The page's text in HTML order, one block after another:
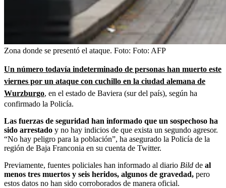
Zona donde se presentó el ataque. Foto: Foto: AFP
Un número todavía indeterminado de personas han muerto este
viernes por un ataque con cuchillo en la ciudad alemana de
Wurzburgo, en el estado de Baviera (sur del país), según ha
confirmado la Policía.
Las fuerzas de seguridad han informado que un sospechoso ha
sido arrestado y no hay indicios de que exista un segundo agresor.
“No hay peligro para la población”, ha asegurado la Policía de la
región de Baja Franconia en su cuenta de Twitter.
Previamente, fuentes policiales han informado al diario Bild de al
menos tres muertos y seis heridos, algunos de gravedad, pero
estos datos no han sido corroborados de manera oficial.